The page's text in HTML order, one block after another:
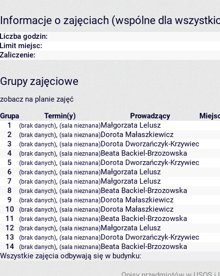
Informacje o zajęciach (wspólne dla
Liczba godzin:
Limit miejsc:
Zaliczenie:
Grupy zajęciowe
zobacz na planie zajęć
Grupa
Termin(y) Prowadzący
1
(brak danych), (sala nieznana)Małgorzata Lelusz
2
(brak danych), (sala nieznana)Dorota Małaszkiewicz
3
(brak danych), (sala nieznana)Dorota Dworzańczyk-Krzywiec
4
(brak danych), (sala nieznana)Beata Backiel-Brzozowska
5
(brak danych), (sala nieznana)Dorota Dworzańczyk-Krzywiec
6
(brak danych), (sala nieznana)Małgorzata Lelusz
7
(brak danych), (sala nieznana)Małgorzata Lelusz
8
(brak danych), (sala nieznana)Beata Backiel-Brzozowska
9
(brak danych), (sala nieznana)Dorota Małaszkiewicz
10
(brak danych), (sala nieznana)Dorota Małaszkiewicz
11
(brak danych), (sala nieznana)Beata Backiel-Brzozowska
12
(brak danych), (sala nieznana)Małgorzata Lelusz
13
(brak danych), (sala nieznana)Dorota Dworzańczyk-Krzywiec
14
(brak danych), (sala nieznana)Beata Backiel-Brzozowska
Wszystkie zajęcia odbywają się w budynku: